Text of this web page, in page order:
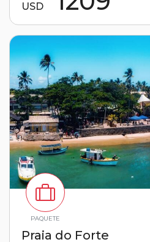
USD
PAQUETE
Praia do Forte